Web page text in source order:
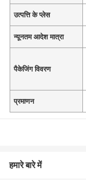
उत्पत्ति के प्लेस
न्यूनतम आदेश मात्रा
पैकेजिंग विवरण
प्रमाणन
हमारे बारे में